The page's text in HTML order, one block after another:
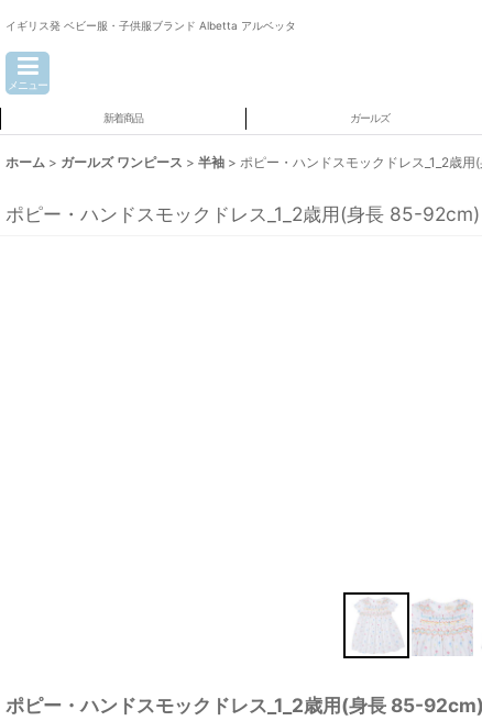
イギリス発 ベビー服・子供服ブランド Albetta アルベッタ
メニュー
新着商品 ガールズ
ホーム > ガールズ ワンピース > 半袖 > ポピー・ハンドスモックドレス_1_2歳
ポピー・ハンドスモックドレス_1_2歳用(身長 85-92cm)
ポピー・ハンドスモックドレス_1_2歳用(身長 85-92cm)